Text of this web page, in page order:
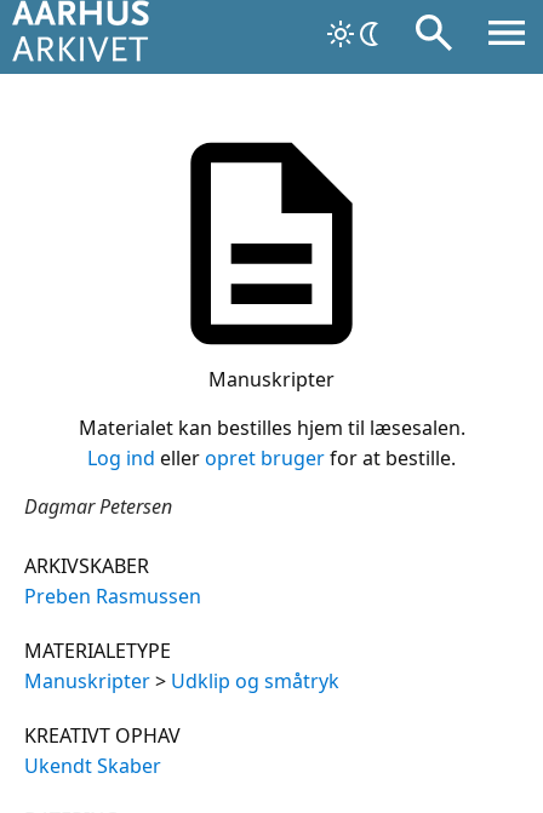
Manuskripter
Materialet kan bestilles hjem til læsesalen.
Log ind elleropret brugerfor at bestille.
Dagmar Petersen
ARKIVSKABER
Preben Rasmussen
MATERIALETYPE
Manuskripter> Udklip og småtryk
KREATIVT OPHAV
Ukendt Skaber